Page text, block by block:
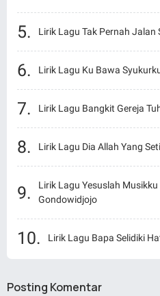
Lirik Lagu Tak Pernah Jalan
Lirik Lagu Ku Bawa
Lirik Lagu Bangkit Gereja
Lirik Lagu Dia Allah Yang
Lirik Lagu Yesuslah
Gondowidjojo
Lirik Lagu Bapa Selidiki
Posting Komentar